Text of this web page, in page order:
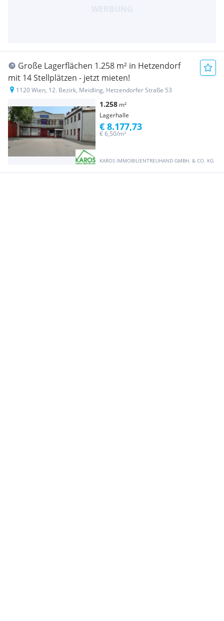
Große Lagerflächen 1.258 m² in Hetzendorf
mit 14 Stellplätzen - jetzt mieten!
1120 Wien, 12. Bezirk, Meidling, Hetzendorfer Straße 53
1.258 m²
Lagerhalle
KAROS IMMOBILIENTREUHAND GMBH. & CO. KG
€ 6,50/m²
€ 8.177,73